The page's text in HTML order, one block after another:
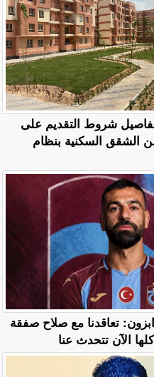
تفاصيل شروط التقديم على
الشقق السكنية بنظام
تعاقدنا مع صلاح صفقة
الآن تتحدث عنا